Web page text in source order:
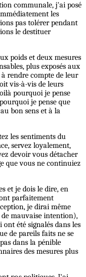
communale, j'ai posé
les
pas tolérer pendant
le destituer
poids et deux mesures
plus exposés aux
rendre compte de leur
vis-à-vis de leurs
pourquoi je pense
je pense que
bon sens et à la
les sentiments du
servez loyalement,
devoir vous détacher
que vous ne continuiez
et je dois le dire, en
parfaitement
je dirai même
de mauvaise intention),
été signalés dans les
de pareils faits ne se
dans la pénible
des mesures plus